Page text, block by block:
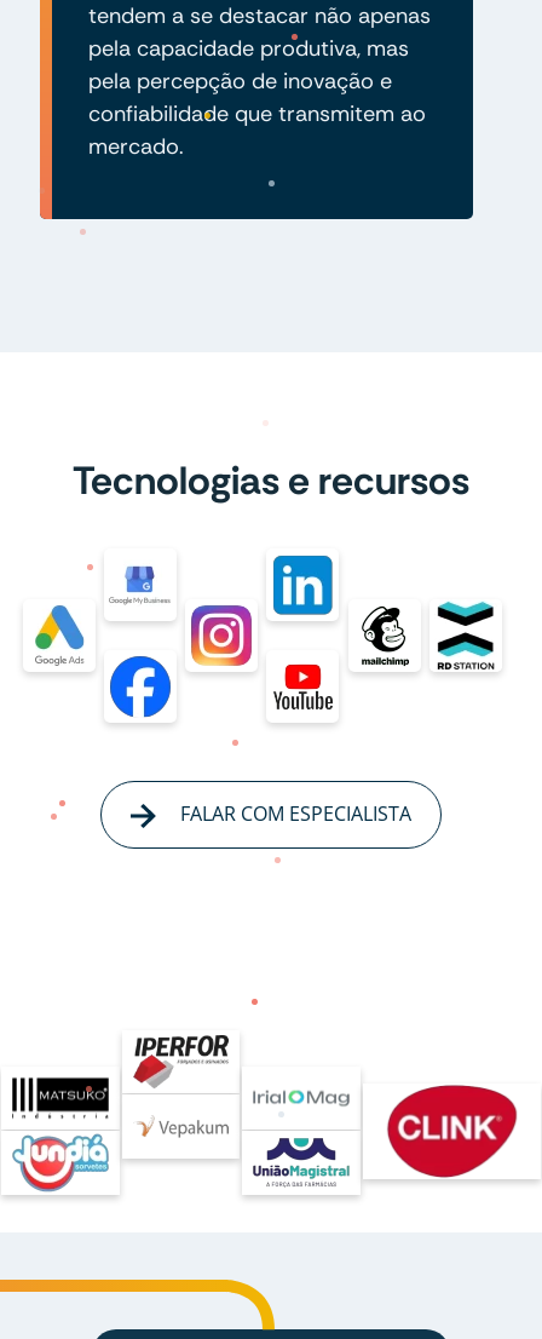
tendem a se destacar não apenas
pela capacidade produtiva, mas
pela percepção de inovação e
confiabilidade que transmitem ao
mercado.
Tecnologias e recursos
FALAR COM ESPECIALISTA